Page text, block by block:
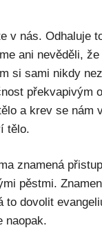
v nás. Odhaluje
ani nevěděli,
si sami nikdy
překvapivým
a krev se nám
tělo.
znamená
pěstmi.
to dovolit
naopak.